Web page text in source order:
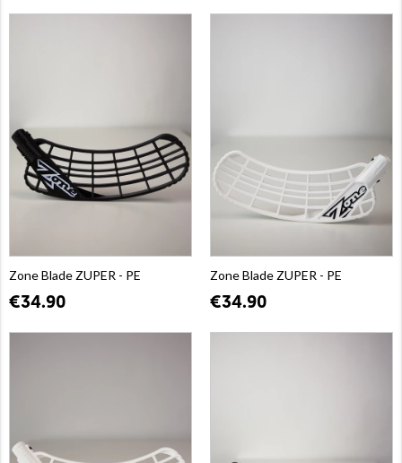
Zone Blade ZUPER - PE
€34.90
Zone Blade ZUPER - PE
€34.90